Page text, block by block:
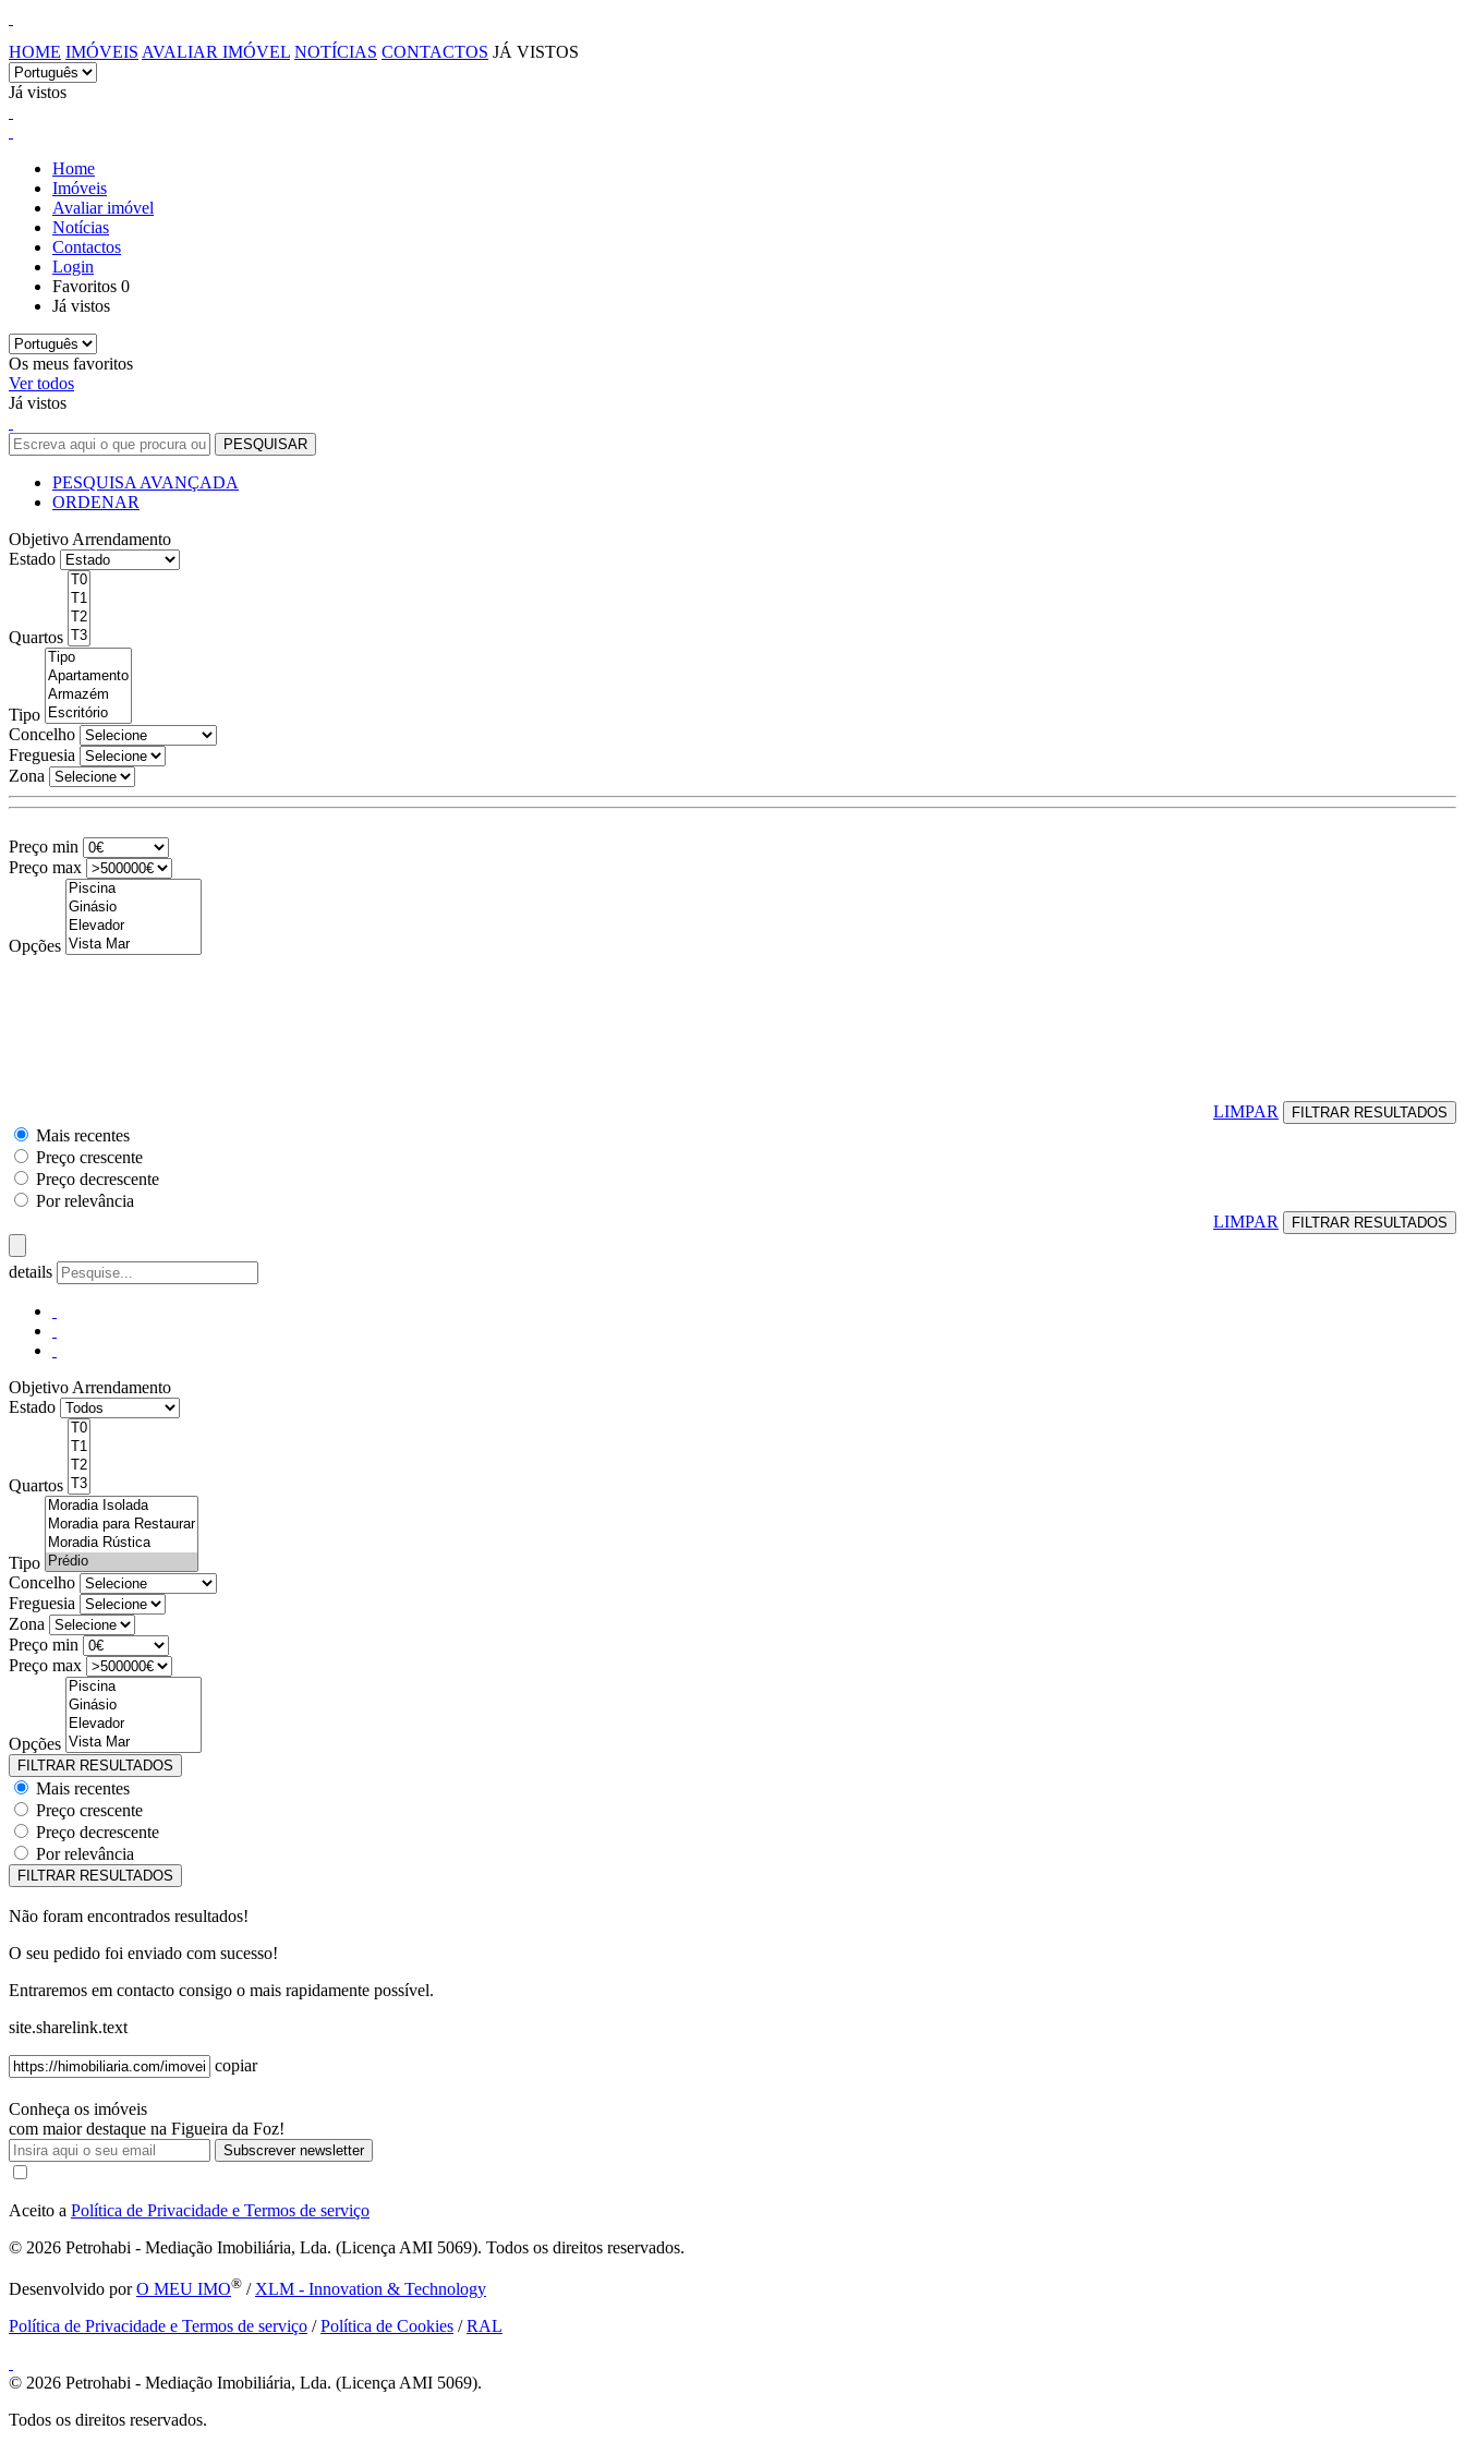
HOME IMÓVEIS AVALIAR IMÓVEL NOTÍCIAS CONTACTOS JÁ VISTOS
Já vistos
Home
Imóveis
Avaliar imóvel
Notícias
Contactos
Login
Favoritos 0
Já vistos
Os meus favoritos
Ver todos
Já vistos
PESQUISA AVANÇADA
ORDENAR
Objetivo Arrendamento
Estado
Quartos
Tipo
Concelho
Freguesia
Zona
Preço min
Preço max
Opções
LIMPAR
Mais recentes
Preço crescente
Preço decrescente
Por relevância
LIMPAR
details
Objetivo Arrendamento
Estado
Quartos
Tipo
Concelho
Freguesia
Zona
Preço min
Preço max
Opções
Mais recentes
Preço crescente
Preço decrescente
Por relevância
Não foram encontrados resultados!
O seu pedido foi enviado com sucesso!
Entraremos em contacto consigo o mais rapidamente possível.
site.sharelink.text
copiar
Conheça os imóveis
com maior destaque na Figueira da Foz!
Subscrever newsletter
Aceito a Política de Privacidade e Termos de serviço
© 2026 Petrohabi - Mediação Imobiliária, Lda. (Licença AMI 5069). Todos os direitos reservados.
Desenvolvido porO MEU IMO® / XLM - Innovation & Technology
Política de Privacidade e Termos de serviço /Política de Cookies /RAL
© 2026 Petrohabi - Mediação Imobiliária, Lda. (Licença AMI 5069).
Todos os direitos reservados.